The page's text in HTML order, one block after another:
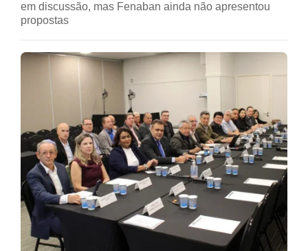
em discussão, mas Fenaban ainda não apresentou
propostas